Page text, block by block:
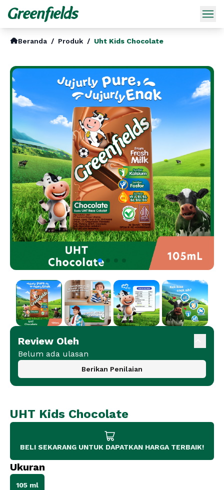
Beranda / Produk / Uht Kids Chocolate
Review Oleh
Belum ada ulasan
Berikan Penilaian
UHT Kids Chocolate
BELI SEKARANG UNTUK DAPATKAN HARGA TERBAIK!
Ukuran
105 ml